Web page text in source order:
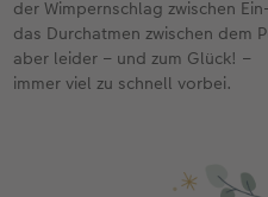
der Wimpernschlag zwischen
das Durchatmen zwischen dem
aber leider – und zum Glück! –
immer viel zu schnell vorbei.